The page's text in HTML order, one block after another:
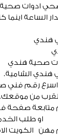
ادوات صحية
الساعة
هندي
صحية هندي
الشامية.
رقم فني
من موقعك.
متابعة صفحة
او طلب
مهن الكويت